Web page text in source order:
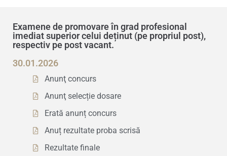
Examene de promovare în grad profesional
imediat superior celui deținut (pe propriul post),
respectiv pe post vacant.
30.01.2026
Anunţ concurs
Anunţ selecție dosare
Erată anunț concurs
Anuț rezultate proba scrisă
Rezultate finale